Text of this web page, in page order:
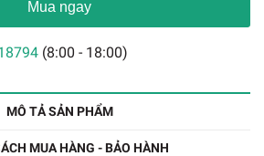
Mua ngay
(8:00 - 18:00)
MÔ TẢ SẢN PHẨM
MUA HÀNG - BẢO HÀNH